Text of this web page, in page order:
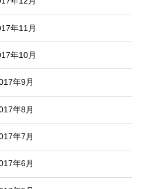
年11月
年10月
年9月
年8月
年7月
年6月